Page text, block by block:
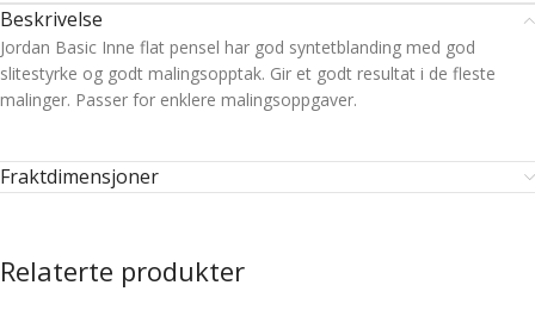
Beskrivelse
Jordan Basic Inne flat pensel har god syntetblanding med god
slitestyrke og godt malingsopptak. Gir et godt resultat i de fleste
malinger. Passer for enklere malingsoppgaver.
Fraktdimensjoner
Relaterte produkter